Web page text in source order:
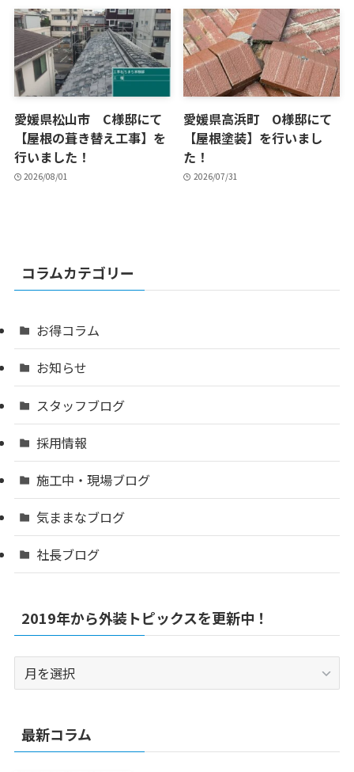
愛媛県松山市 C様邸にて
【屋根の葺き替え工事】を
行いました！
2026/08/01
愛媛県高浜町 O様邸にて
【屋根塗装】を行いまし
た！
2026/07/31
コラムカテゴリー
お得コラム
お知らせ
スタッフブログ
採用情報
施工中・現場ブログ
気ままなブログ
社長ブログ
2019年から外装トピックスを更新中！
2019
年
ら
外
最新コラム